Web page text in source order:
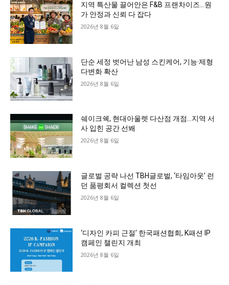
지역 특산물 끌어안은 F&B 프랜차이즈…원
가 안정과 신뢰 다 잡다
2026년 8월 6일
단순 세정 벗어난 남성 스킨케어, 기능·제형
다변화 확산
2026년 8월 6일
쉐이크쉑, 현대아울렛 다산점 개점…지역 서
사 입힌 공간 선봬
2026년 8월 6일
글로벌 공략 나선 TBH글로벌, ‘타임아웃’ 런
던 품평회서 컬렉션 첫선
2026년 8월 6일
‘디자인 카피 근절’ 한국패션협회, K패션 IP
캠페인 챌린지 개최
2026년 8월 6일